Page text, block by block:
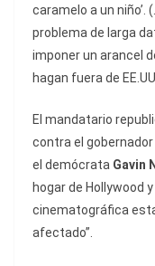
caramelo a un
problema de larga
imponer un arancel
hagan fuera de
El mandatario
contra el gobernador
el demócrata Gavin
hogar de Hollywood
cinematográfica
afectado”.